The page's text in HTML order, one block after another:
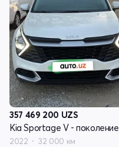
357 469 200 UZS
Kia Sportage V - поколение
2022 32 000 км